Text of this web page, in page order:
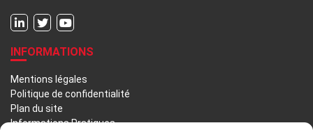
INFORMATIONS
Mentions légales
Politique de confidentialité
Plan du site
Informations Pratiques